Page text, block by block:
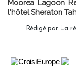
Moorea Lagoon
l'hôtel Sheraton
Rédigé par La